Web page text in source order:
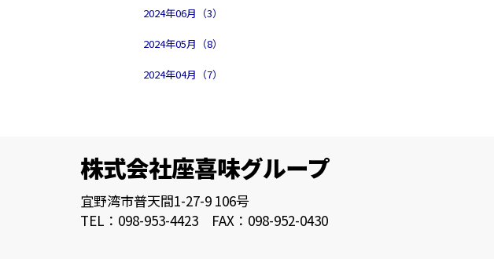
2024年06月（3）
2024年05月（8）
2024年04月（7）
株式会社座喜味グループ
宜野湾市普天間1-27-9 106号
TEL：098-953-4423 FAX：098-952-0430